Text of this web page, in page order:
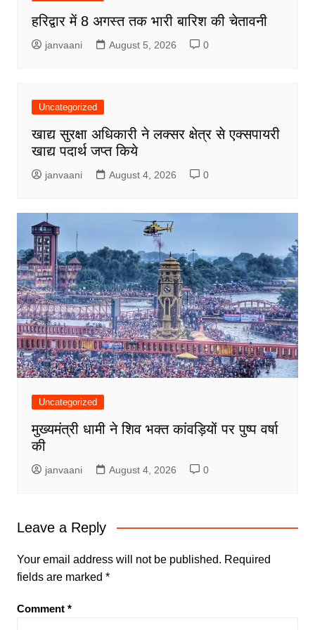
हरिद्वार में 8 अगस्त तक भारी बारिश की चेतावनी
janvaani August 5, 2026 0
Uncategorized
खाद्य सुरक्षा अधिकारी ने लक्सर क्षेत्र से एक्सपायरी
खाद्य पदार्थ जप्त किये
janvaani August 4, 2026 0
Uncategorized
मुख्यमंत्री धामी ने शिव भक्त कांवड़ियों पर पुष्प वर्षा
की
janvaani August 4, 2026 0
Leave a Reply
Your email address will not be published. Required
fields are marked *
Comment *